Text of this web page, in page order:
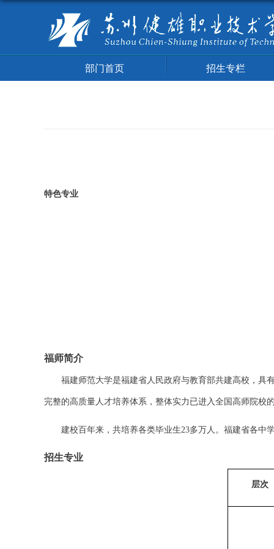
部门首页 招生专栏
特色专业
福师简介
福建师范大学是福建省人民政府与教育部共建高校，具
完整的高质量人才培养体系，整体实力已进入全国高师院校的
建校百年来，共培养各类毕业生23多万人。福建省各中
招生专业
层次